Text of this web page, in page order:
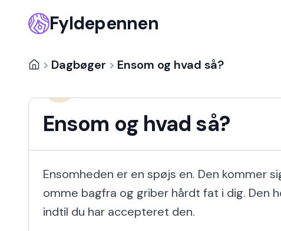
Fyldepennen
> Dagbøger > Ensom og hvad så?
Ensom og hvad så?
Ensomheden er en spøjs en. Den kommer
omme bagfra og griber hårdt fat i dig. Den
indtil du har accepteret den.